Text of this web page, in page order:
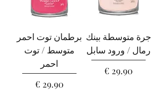
جرة متوسطة بينك
رمال / ورود سابل
السعر
برطمان توت احمر
متوسط / توت
احمر
السعر